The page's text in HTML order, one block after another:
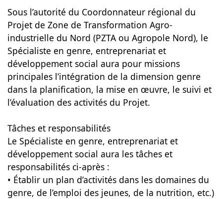
Sous l’autorité du Coordonnateur régional du
Projet de Zone de Transformation Agro-
industrielle du Nord (PZTA ou Agropole Nord), le
Spécialiste en genre, entreprenariat et
développement social aura pour missions
principales l’intégration de la dimension genre
dans la planification, la mise en œuvre, le suivi et
l’évaluation des activités du Projet.
Tâches et responsabilités
Le Spécialiste en genre, entreprenariat et
développement social aura les tâches et
responsabilités ci-après :
• Établir un plan d’activités dans les domaines du
genre, de l’emploi des jeunes, de la nutrition, etc.)